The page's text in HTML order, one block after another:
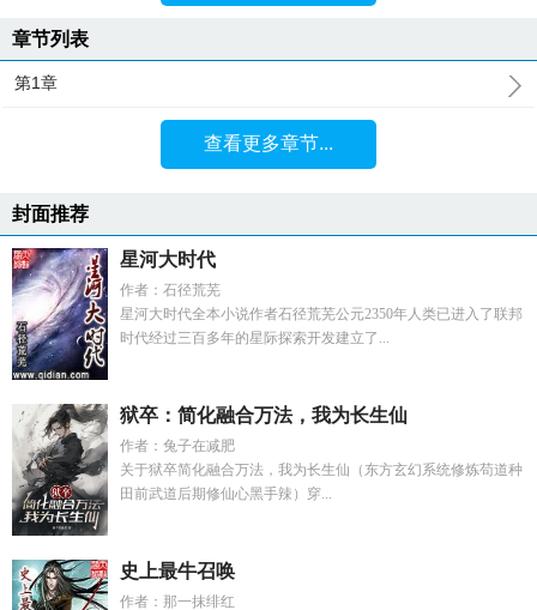
章节列表
第1章
查看更多章节...
封面推荐
星河大时代
作者：石径荒芜
星河大时代全本小说作者石径荒芜公元2350年人类已进入了联邦
时代经过三百多年的星际探索开发建立了...
狱卒：简化融合万法，我为长生仙
作者：兔子在减肥
关于狱卒简化融合万法，我为长生仙（东方玄幻系统修炼苟道种
田前武道后期修仙心黑手辣）穿...
史上最牛召唤
作者：那一抹绯红